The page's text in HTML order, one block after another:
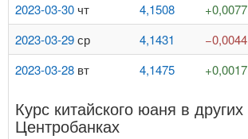
2023-03-30 чт 4,1508 +0,0077
2023-03-29ср 4,1431 −0,0044
2023-03-28 вт 4,1475 +0,0017
Курс китайского юаня в других
Центробанках